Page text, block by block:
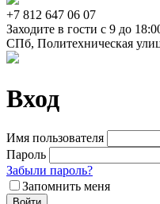
+7 812 647 06 07
Заходите в гости c 9 до
СПб, Политехническая
Вход
Имя пользователя
Пароль
Забыли пароль?
Запомнить меня